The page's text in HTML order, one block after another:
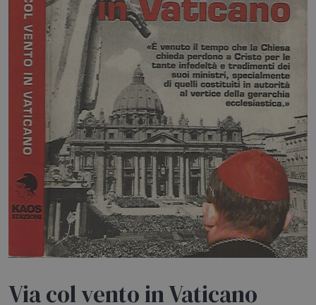
HOME
BLOG
CHI SIAMO
OUTLET
NEWSLETTER
Via col vento in Vaticano